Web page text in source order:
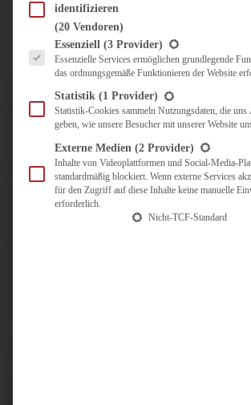
identifizieren
(20 Vendoren)
Es folgt eine Liste der Service-Gruppen, für die eine
Essenziell (3 Provider)
Essenzielle Services ermöglichen grundlegende
das ordnungsgemäße Funktionieren der Website
Statistik (1 Provider)
Statistik-Cookies sammeln Nutzungsdaten, die
geben, wie unsere Besucher mit unserer Website
Externe Medien (2 Provider)
Inhalte von Videoplattformen und Social-Media-
standardmäßig blockiert. Wenn externe Services
für den Zugriff auf diese Inhalte keine manuelle
erforderlich.
Nicht-TCF-Standard